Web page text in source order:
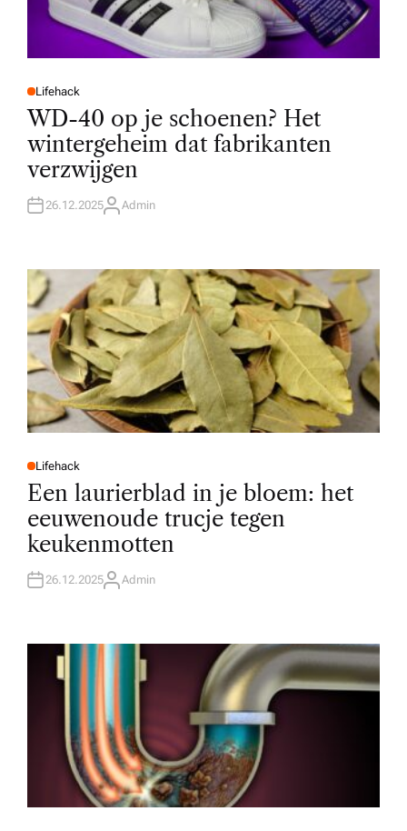
P
O
S
E
D
I
N
Lifehack
WD-40 op je schoenen? Het
wintergeheim dat fabrikanten
verzwijgen
26.12.2025A
R
Admin
P
O
E
D
N
Lifehack
Een laurierblad in je bloem: het
eeuwenoude trucje tegen
keukenmotten
26.12.2025A
R
Admin